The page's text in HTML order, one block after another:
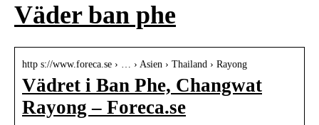
Väder ban phe
http s://www.foreca.se › … › Asien › Thailand › Rayong
Vädret i Ban Phe, Changwat
Rayong – Foreca.se